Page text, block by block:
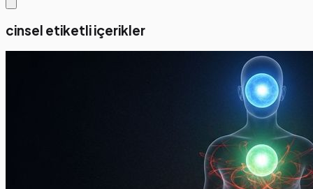
cinsel etiketli içerikler